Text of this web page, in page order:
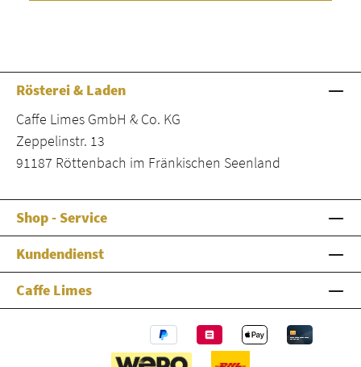
Rösterei & Laden
Caffe Limes GmbH & Co. KG
Zeppelinstr. 13
91187 Röttenbach im Fränkischen Seenland
Shop - Service
Kundendienst
Caffe Limes